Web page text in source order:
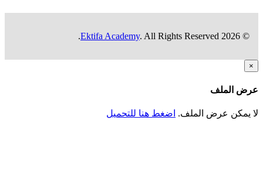
Ektifa Academy. All Rights Reserved.
الملف
يمكن عرض الملف.اضغط هنا للتحميل